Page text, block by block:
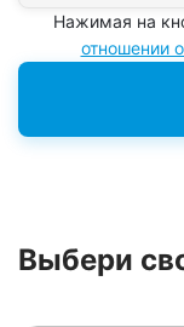
Нажимая на
отношении
Выбери